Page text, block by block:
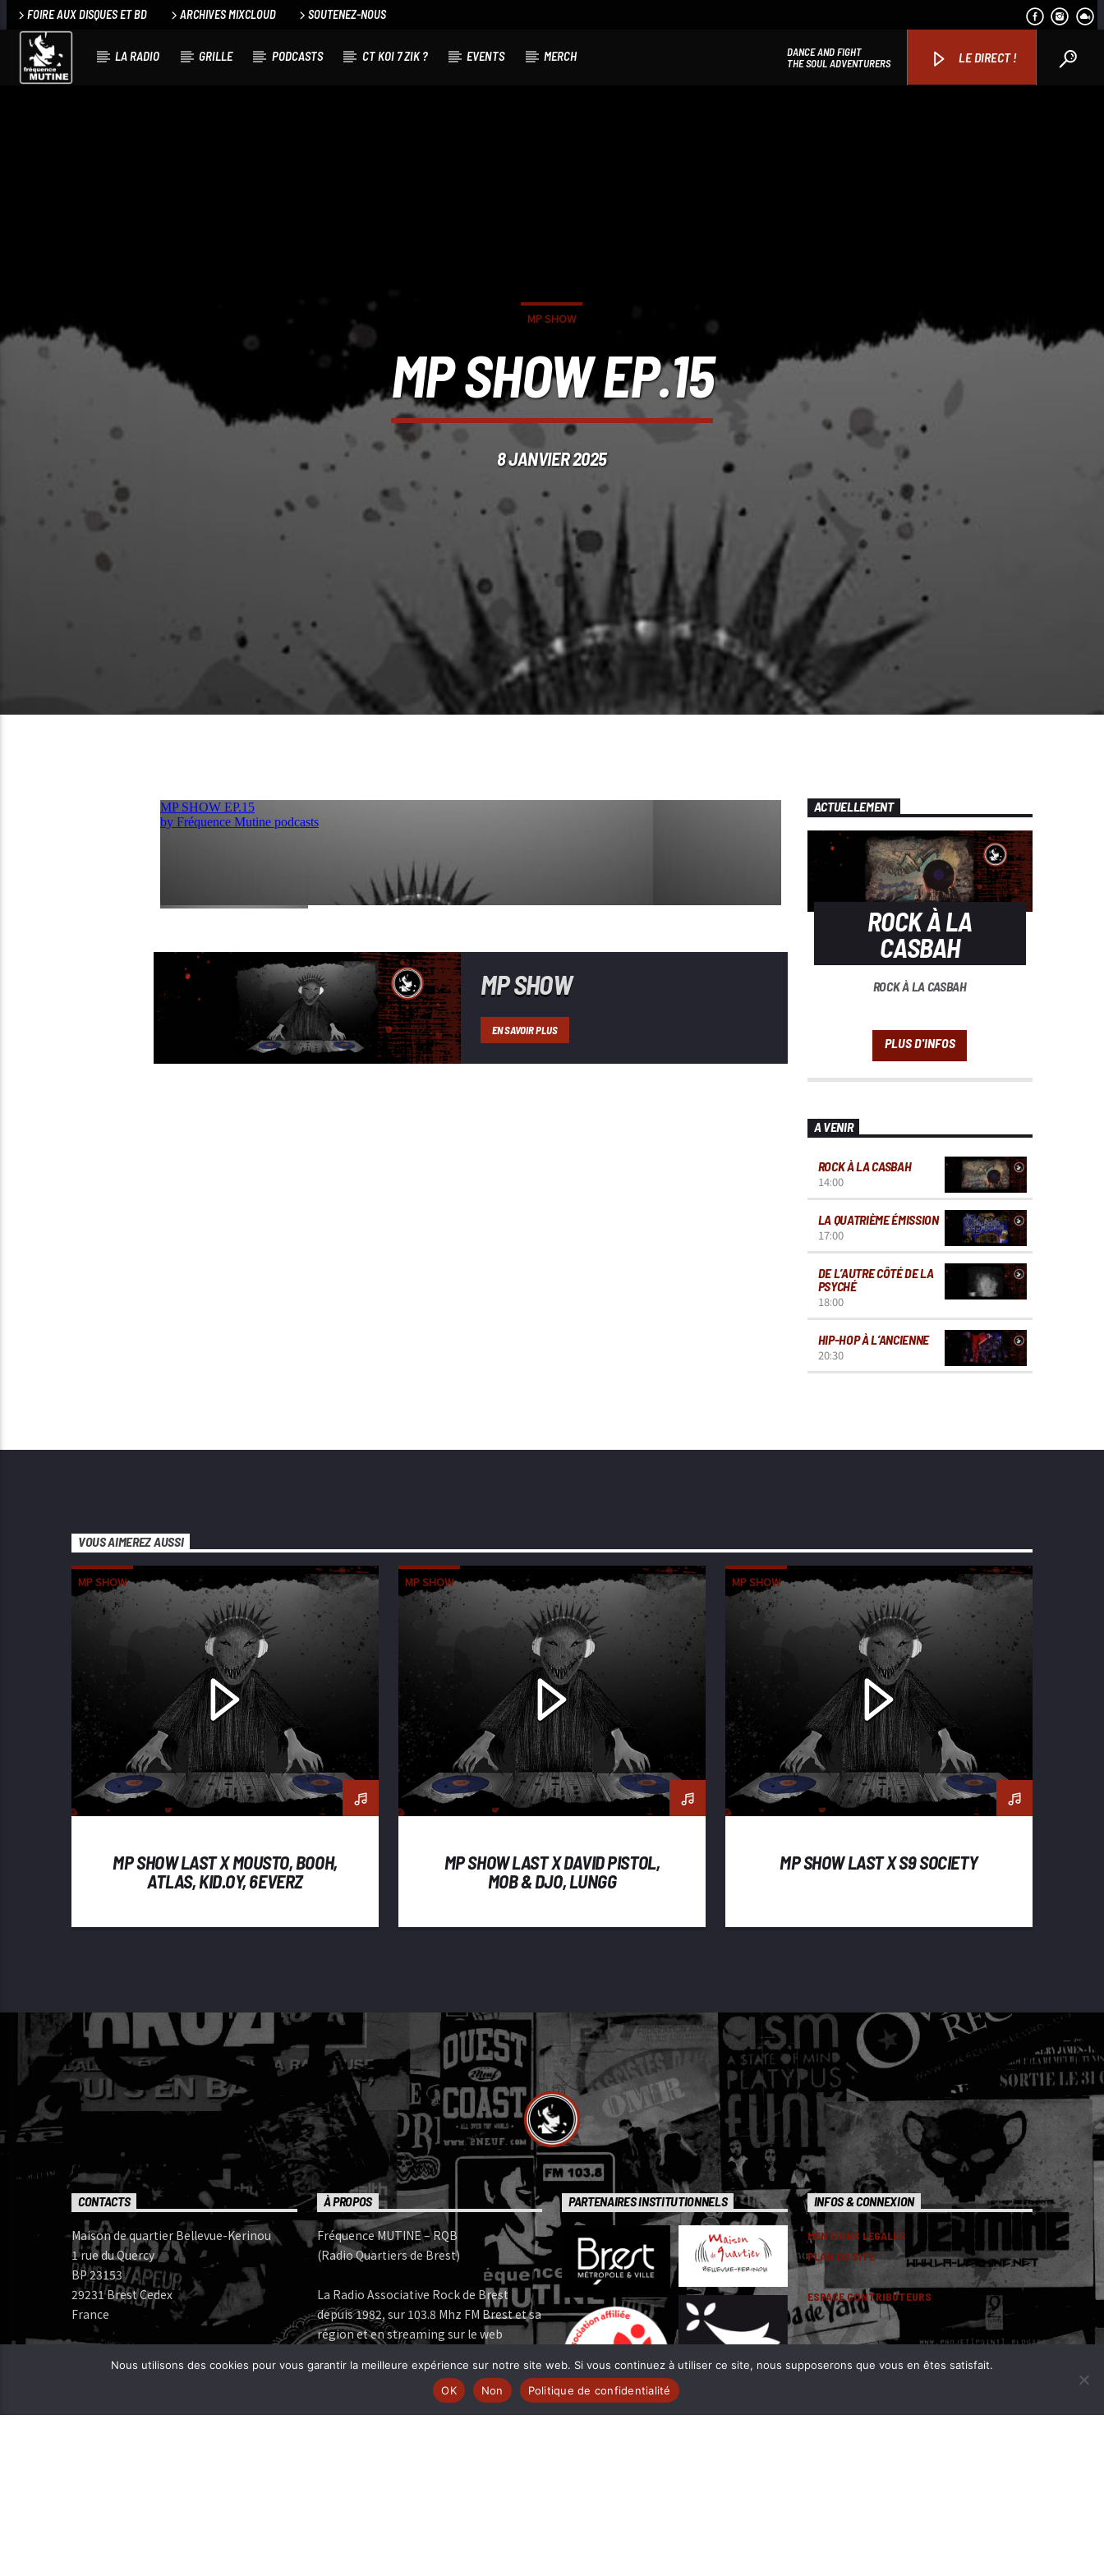
FOIRE AUX DISQUES ET BD ARCHIVES MIXCLOUD SOUTENEZ-NOUS
LA RADIO GRILLE PODCASTS CT KOI 7 ZIK ? EVENTS MERCH LE DIRECT !
DANCE AND FIGHT
THE SOUL ADVENTURERS
MP SHOW
MP SHOW EP.15
8 JANVIER 2025
MP SHOW
EN SAVOIR PLUS
ACTUELLEMENT
ROCK À LA
CASBAH
ROCK À LA CASBAH
A VENIR
ROCK À LA CASBAH
14:00
LA QUATRIÈME ÉMISSION
17:00
DE L’AUTRE CÔTÉ DE LA
PSYCHÉ
18:00
HIP-HOP À L’ANCIENNE
20:30
VOUS AIMEREZ AUSSI
MP SHOW
MP SHOW LAST X MOUSTO, BOOH,
ATLAS, KID.OY, 6EVERZ
MP SHOW
MP SHOW LAST X DAVID PISTOL,
MOB & DJO, LUNGG
MP SHOW
MP SHOW LAST X S9 SOCIETY
CONTACTS
Maison de quartier Bellevue-Kerinou
1 rue du Quercy
BP 23153
29231 Brest Cedex
France
Bureau: 02 98 05 07 96
Mail:
À PROPOS
Fréquence MUTINE – RQB
(Radio Quartiers de Brest)
La Radio Associative Rock de Brest
depuis 1982, sur 103.8 Mhz FM Brest et sa
région et en streaming sur le web
Fréquence MUTINE est membre:
FERAROCK | www.ferarock.org |
CORLAB | www.corlab.org|
PARTENAIRES INSTITUTIONNELS INFOS & CONNEXION
MENTIONS LEGALES
PLAN DU SITE
ESPACE CONTRIBUTEURS
Nous utilisons des cookies pour vous garantir la meilleure expérience sur notre site web. Si vous continuez à utiliser ce site, nous supposerons que vous en êtes satisfait.
OK
Non Politique de confidentialité